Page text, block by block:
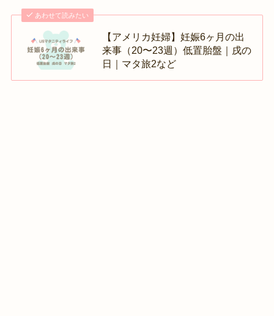
あわせて読みたい
【アメリカ妊婦】妊娠6ヶ月の出
来事（20〜23週）低置胎盤｜戌の
日｜マタ旅2など